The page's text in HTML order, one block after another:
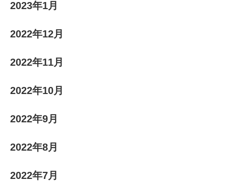
2023年1月
2022年12月
2022年11月
2022年10月
2022年9月
2022年8月
2022年7月